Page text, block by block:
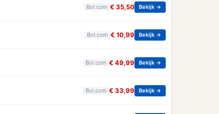
Bol.com € 35,50 Bekijk →
Bol.com € 10,99 Bekijk →
Bol.com € 49,99 Bekijk →
Bol.com € 33,99 Bekijk →